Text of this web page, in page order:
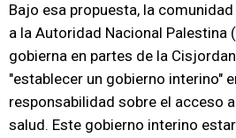
Bajo esa propuesta, la
a la Autoridad Nacional Palestina
gobierna en partes de la
"establecer un gobierno interino"
responsabilidad sobre el acceso
salud. Este gobierno interino